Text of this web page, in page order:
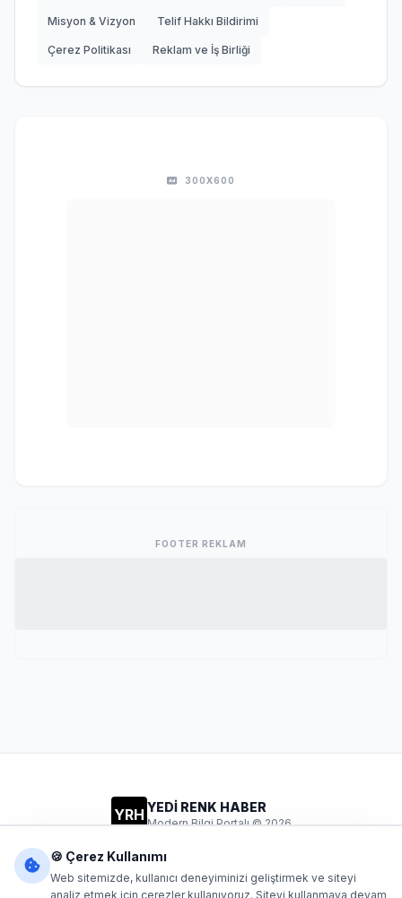
Misyon & Vizyon Telif Hakkı Bildirimi
Çerez Politikası Reklam ve İş Birliği
300X600
FOOTER REKLAM
YRH YEDİ RENK HABER
Modern Bilgi Portalı © 2026
🍪 Çerez Kullanımı
Web sitemizde, kullanıcı deneyiminizi geliştirmek ve siteyi
analiz etmek için çerezler kullanıyoruz. Siteyi kullanmaya devam